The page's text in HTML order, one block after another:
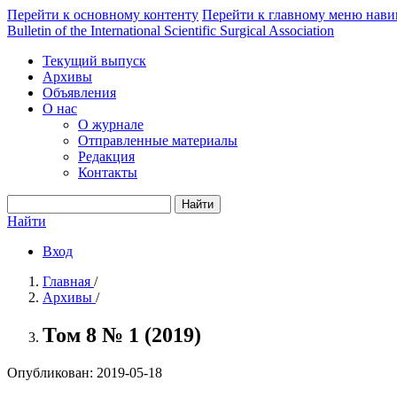
Перейти к основному контенту Перейти к главному меню
Bulletin of the International Scientific Surgical Association
Текущий выпуск
Архивы
Объявления
О нас
О журнале
Отправленные материалы
Редакция
Контакты
Найти
Найти
Вход
Главная /
Архивы /
Том 8 № 1 (2019)
Опубликован: 2019-05-18